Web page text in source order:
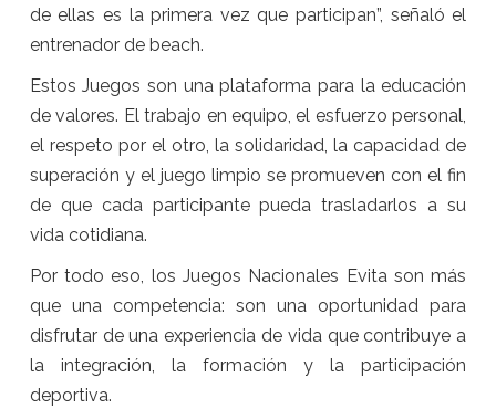
de ellas es la primera vez que participan”, señaló el
entrenador de beach.
Estos Juegos son una plataforma para la educación
de valores. El trabajo en equipo, el esfuerzo personal,
el respeto por el otro, la solidaridad, la capacidad de
superación y el juego limpio se promueven con el fin
de que cada participante pueda trasladarlos a su
vida cotidiana.
Por todo eso, los Juegos Nacionales Evita son más
que una competencia: son una oportunidad para
disfrutar de una experiencia de vida que contribuye a
la integración, la formación y la participación
deportiva.